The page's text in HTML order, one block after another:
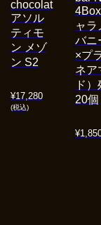
¥17,280
(税込)
chocolat
アソル
ティモ
ン メゾ
ン S2
¥
ャラ
バニ
×プ
ネア
ド
20個